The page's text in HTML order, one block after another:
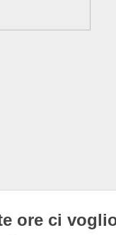
ore ci